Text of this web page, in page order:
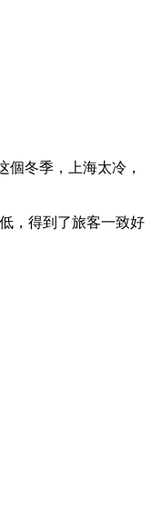
冬季，上海太冷，
，得到了旅客一致好